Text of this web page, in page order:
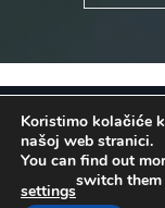
OSATINA
by
Koristimo kolačiće
našoj web stranici.
You can find out
switch
settings